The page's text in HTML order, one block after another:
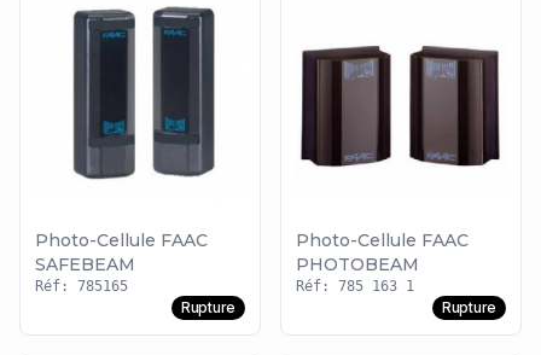
Photo-Cellule FAAC
SAFEBEAM
Réf: 785165
Rupture
Photo-Cellule FAAC
PHOTOBEAM
Réf: 785 163 1
Rupture